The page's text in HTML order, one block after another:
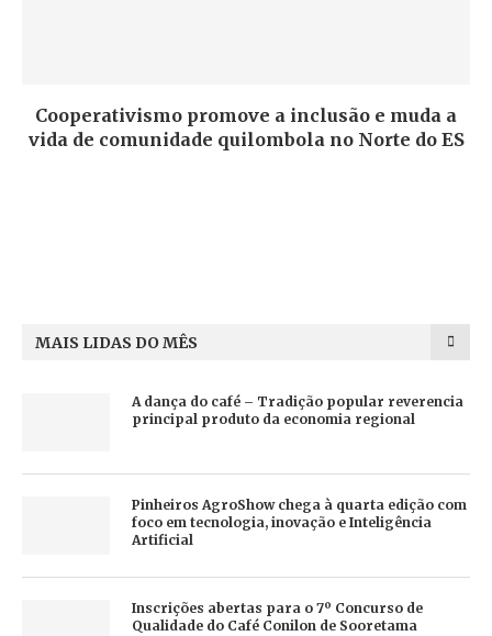
Cooperativismo promove a inclusão e muda a
vida de comunidade quilombola no Norte do ES
MAIS LIDAS DO MÊS
A dança do café – Tradição popular reverencia
principal produto da economia regional
Pinheiros AgroShow chega à quarta edição com
foco em tecnologia, inovação e Inteligência
Artificial
Inscrições abertas para o 7º Concurso de
Qualidade do Café Conilon de Sooretama